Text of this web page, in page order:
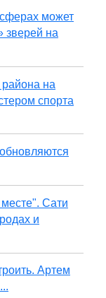
может
зверей на
района на
спорта
Сати
и
Артем